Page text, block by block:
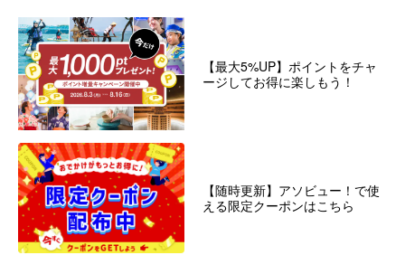
【最大5%UP】ポイントをチャ
ージしてお得に楽しもう！
【随時更新】アソビュー！で使
える限定クーポンはこちら